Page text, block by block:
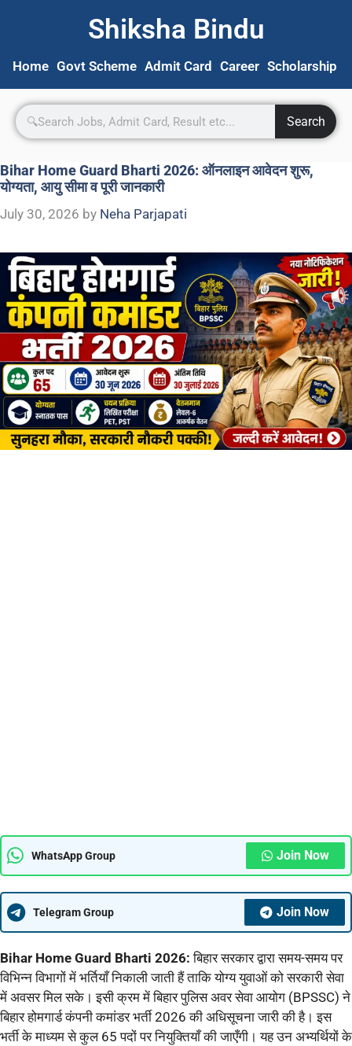
Shiksha Bindu
Home Govt Scheme Admit Card Career Scholarship
Search
Bihar Home Guard Bharti 2026: ऑनलाइन आवेदन शुरू,
योग्यता, आयु सीमा व पूरी जानकारी
July 30, 2026 by Neha Parjapati
WhatsApp Group Join Now
Telegram Group Join Now
Bihar Home Guard Bharti 2026:बिहार सरकार द्वारा समय-समय पर
विभिन्न विभागों में भर्तियाँ निकाली जाती हैं ताकि योग्य युवाओं को सरकारी सेवा
में अवसर मिल सके। इसी क्रम में बिहार पुलिस अवर सेवा आयोग (BPSSC) ने
बिहार होमगार्ड कंपनी कमांडर भर्ती 2026 की अधिसूचना जारी की है। इस
भर्ती के माध्यम से कुल 65 पदों पर नियुक्तियाँ की जाएँगी। यह उन अभ्यर्थियों के